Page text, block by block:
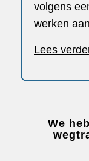
volgens
werken
Lees
We